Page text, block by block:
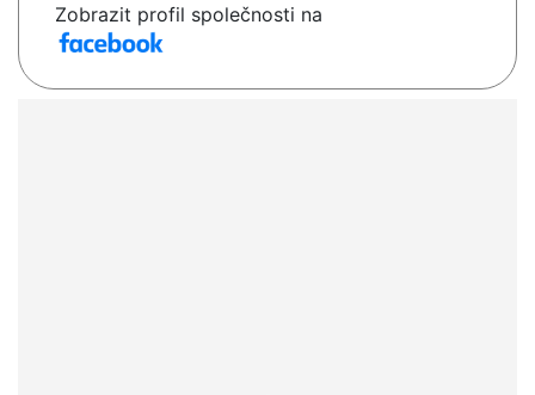
Zobrazit profil společnosti na